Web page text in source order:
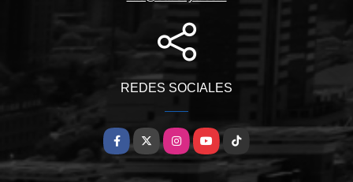
REDES SOCIALES
Facebook
X InstagramYouTubeTikTok